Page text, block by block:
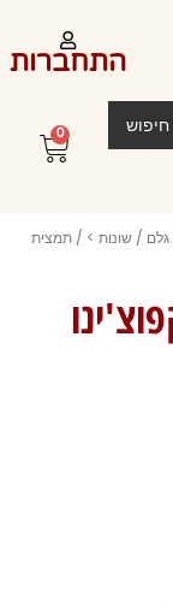
התחברות
חיפוש 0
עגלת
קניות
גלם / שונות > / תמצית